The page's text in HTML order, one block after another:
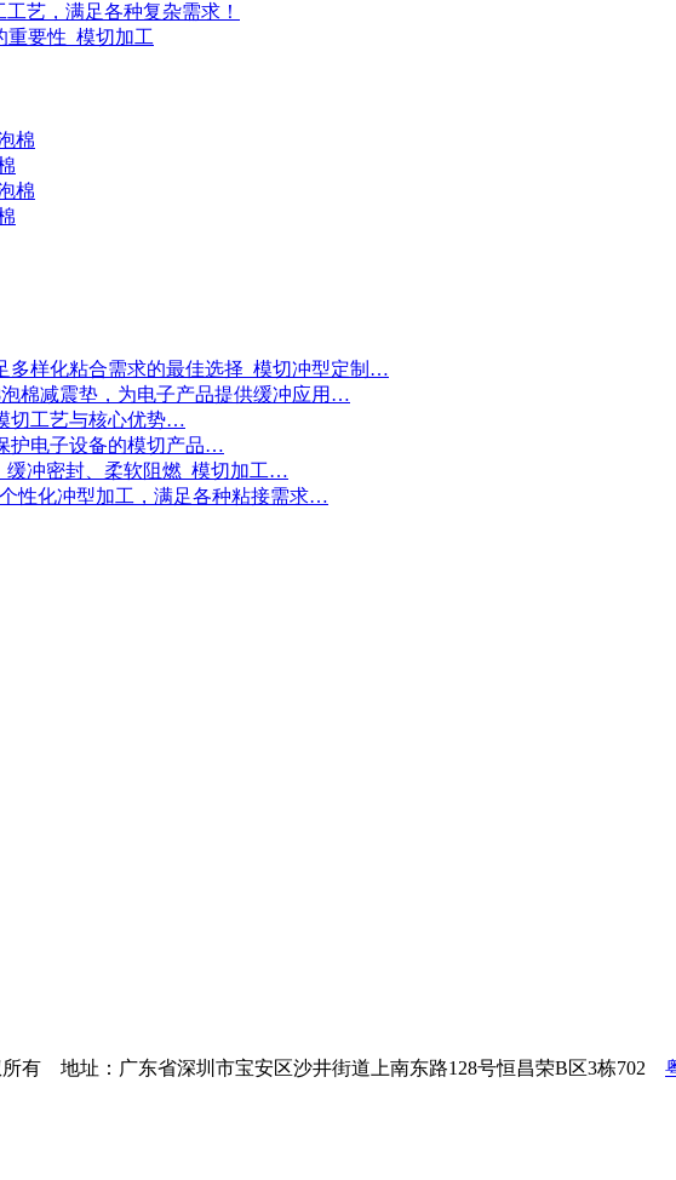
艺，满足各种复杂需求！
重要性_模切加工
多样化粘合需求的最佳选择_模切冲型定制…
棉减震垫，为电子产品提供缓冲应用…
切工艺与核心优势…
护电子设备的模切产品…
缓冲密封、柔软阻燃_模切加工…
性化冲型加工，满足各种粘接需求…
所有 地址：广东省深圳市宝安区沙井街道上南东路128号恒昌荣B区3栋702